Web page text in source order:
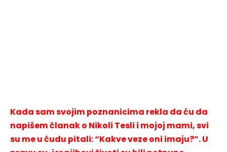
Kada sam svojim poznanicima rekla da ću da
napišem članak o Nikoli Tesli i mojoj mami, svi
su me u čudu pitali: “Kakve veze oni imaju?”. U